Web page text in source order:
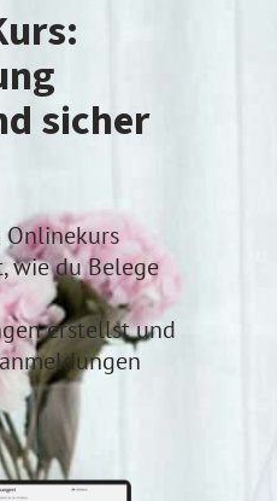
sicher
Onlinekurs
wie du Belege
erstellst und